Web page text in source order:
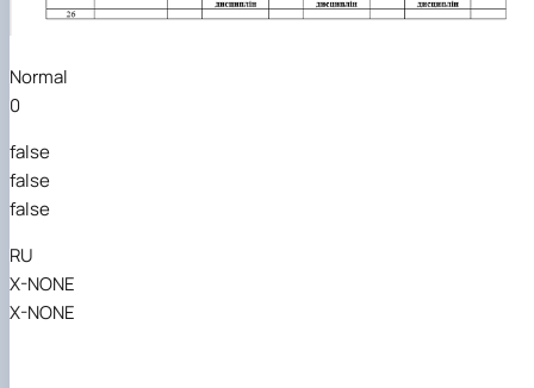
Normal
0
false
false
false
RU
X-NONE
X-NONE